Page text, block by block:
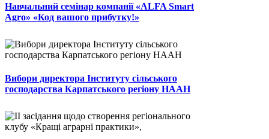
Навчальний семінар компанії «ALFA Smart
Agro» «Код вашого прибутку!»
Вибори директора Інституту сільського
господарства Карпатського регіону НААН